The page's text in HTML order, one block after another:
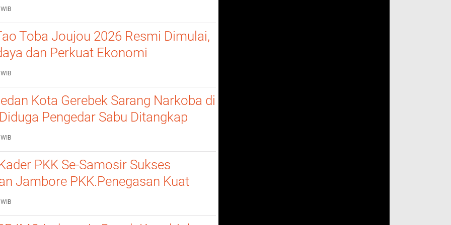
Toba Joujou 2026 Resmi Dimulai,
dan Perkuat Ekonomi
Kota Gerebek Sarang Narkoba di
Pengedar Sabu Ditangkap
Bukti
PKK Se-Samosir Sukses
Jambore PKK.Penegasan Kuat
Dalam Membangun